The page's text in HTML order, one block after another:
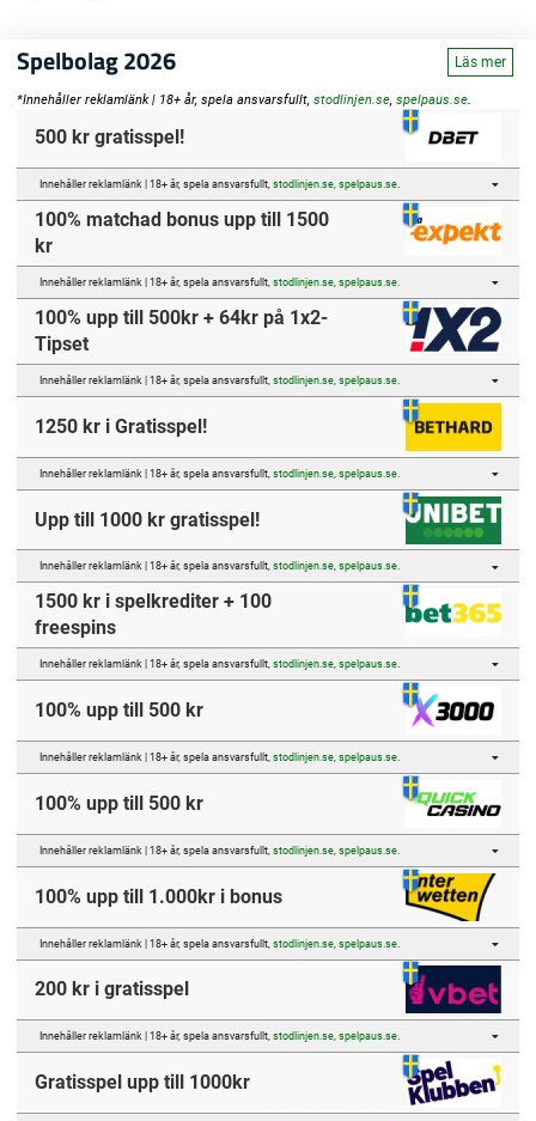
Spelbolag 2026 Läs mer
*Innehåller reklamlänk | 18+ år, spela ansvarsfullt, stodlinjen.se, spelpaus.se
500 kr gratisspel!
Innehåller reklamlänk | 18+ år, spela ansvarsfullt, stodlinjen.se, spelpaus.se.
100% matchad bonus upp till 1500
kr
Innehåller reklamlänk | 18+ år, spela ansvarsfullt, stodlinjen.se, spelpaus.se.
100% upp till 500kr + 64kr på 1x2-
Tipset
Innehåller reklamlänk | 18+ år, spela ansvarsfullt, stodlinjen.se, spelpaus.se.
1250 kr i Gratisspel!
Innehåller reklamlänk | 18+ år, spela ansvarsfullt, stodlinjen.se, spelpaus.se.
Upp till 1000 kr gratisspel!
Innehåller reklamlänk | 18+ år, spela ansvarsfullt, stodlinjen.se, spelpaus.se.
1500 kr i spelkrediter + 100
freespins
Innehåller reklamlänk | 18+ år, spela ansvarsfullt, stodlinjen.se, spelpaus.se.
100% upp till 500 kr
Innehåller reklamlänk | 18+ år, spela ansvarsfullt, stodlinjen.se, spelpaus.se.
100% upp till 500 kr
Innehåller reklamlänk | 18+ år, spela ansvarsfullt, stodlinjen.se, spelpaus.se.
100% upp till 1.000kr i bonus
Innehåller reklamlänk | 18+ år, spela ansvarsfullt, stodlinjen.se, spelpaus.se.
200 kr i gratisspel
Innehåller reklamlänk | 18+ år, spela ansvarsfullt, stodlinjen.se, spelpaus.se.
Gratisspel upp till 1000kr